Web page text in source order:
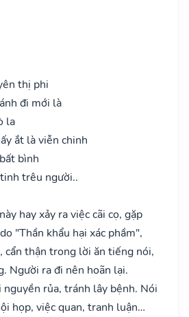
thị phi
đi mới là
la
ắt là viễn chinh
bình
trêu người..
hay xảy ra việc cãi cọ, gặp
"Thần khẩu hại xác phầm",
cẩn thận trong lời ăn tiếng nói,
Người ra đi nên hoãn lại.
rủa, tránh lây bệnh. Nói
họp, việc quan, tranh luận…